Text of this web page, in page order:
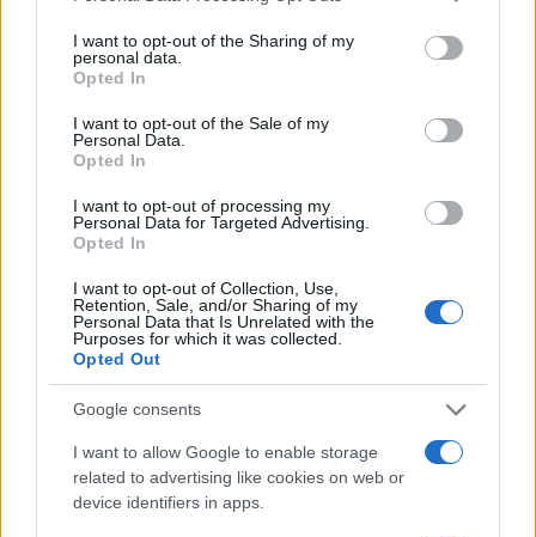
not limited to your visit or usage behaviour. You may click to
grant or deny consent to Google and its third-party tags to
use your data for below specified purposes in below Google
consent section.
I want to opt-out of the Sharing of my
personal data.
Opted In
I want to opt-out of the Sale of my
Personal Data.
Opted In
I want to opt-out of processing my
Personal Data for Targeted Advertising.
Opted In
I want to opt-out of Collection, Use,
Retention, Sale, and/or Sharing of my
Personal Data that Is Unrelated with the
Purposes for which it was collected.
Opted Out
Google consents
I want to allow Google to enable storage
related to advertising like cookies on web or
device identifiers in apps.
τηλεόραση.
Η LG ισχυρίζεται ότι έχει μειώσει στο ελάχιστο το lag
χωρίς να χάνεται η ποιότητα ενώ η κατανάλωση
ενέργειας έχει πέσει στο μισό σε σχέση με άλλες
παρόμοιες τεχνολογίες. Προς το παρόν πρόκειται για